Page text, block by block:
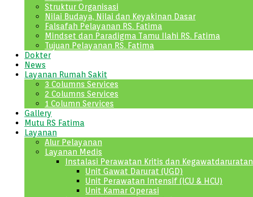
Struktur Organisasi
Nilai Budaya, Nilai dan Keyakinan Dasar
Falsafah Pelayanan RS. Fatima
Mindset dan Paradigma Tamu Ilahi RS. Fatima
Tujuan Pelayanan RS. Fatima
Dokter
News
Layanan Rumah Sakit
3 Columns Services
2 Columns Services
1 Column Services
Gallery
Mutu RS Fatima
Layanan
Alur Pelayanan
Layanan Medis
Instalasi Perawatan Kritis dan Kegawatdaruratan
Unit Gawat Darurat (UGD)
Unit Perawatan Intensif (ICU & HCU)
Unit Kamar Operasi